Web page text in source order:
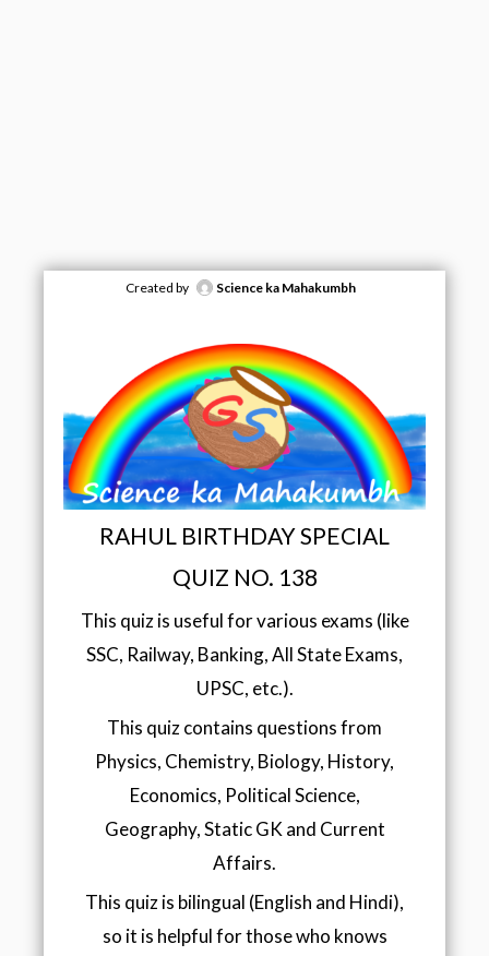
Created by Science ka Mahakumbh
RAHUL BIRTHDAY SPECIAL
QUIZ NO. 138
This quiz is useful for various exams (like
SSC, Railway, Banking, All State Exams,
UPSC, etc.).
This quiz contains questions from
Physics, Chemistry, Biology, History,
Economics, Political Science,
Geography, Static GK and Current
Affairs.
This quiz is bilingual (English and Hindi),
so it is helpful for those who knows